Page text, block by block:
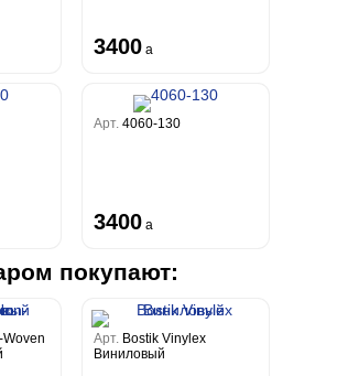
3400 a
Арт. 4060-130
3400 a
покупают:
Woven
Арт. Bostik Vinylex
Виниловый